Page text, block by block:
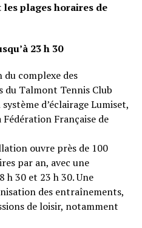
plages horaires de
23 h 30
du complexe des
du Talmont Tennis Club
d’éclairage Lumiset,
Française de
ouvre près de 100
par an, avec une
30 et 23 h 30. Une
des entraînements,
de loisir, notamment